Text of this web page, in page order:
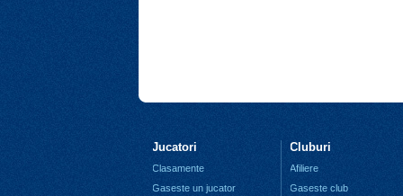
Jucatori
Clasamente
Gaseste un jucator
Cluburi
Afiliere
Gaseste club